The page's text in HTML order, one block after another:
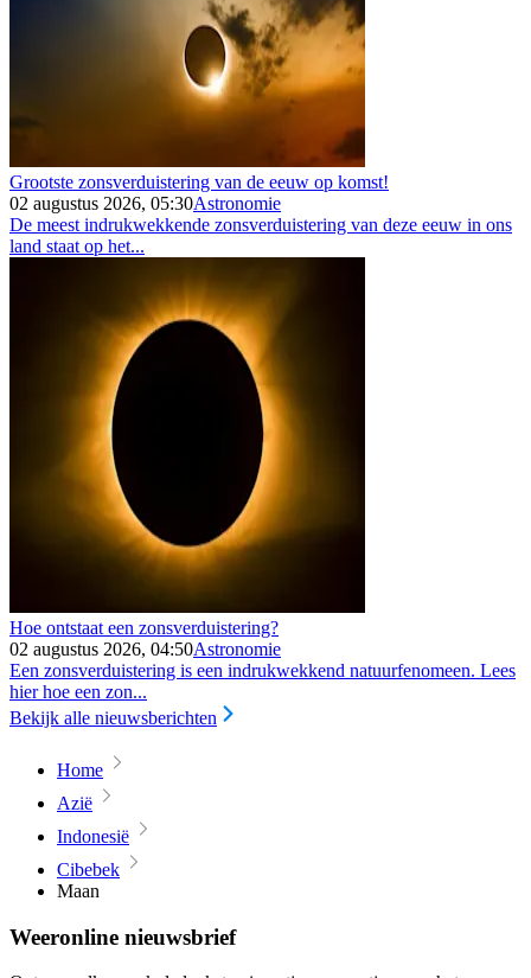
Grootste zonsverduistering van de eeuw op komst!
02 augustus 2026, 05:30Astronomie
De meest indrukwekkende zonsverduistering van deze eeuw in ons
land staat op het...
Hoe ontstaat een zonsverduistering?
02 augustus 2026, 04:50Astronomie
Een zonsverduistering is een indrukwekkend natuurfenomeen. Lees
hier hoe een zon...
Bekijk alle nieuwsberichten
Home
Azië
Indonesië
Cibebek
Maan
Weeronline nieuwsbrief